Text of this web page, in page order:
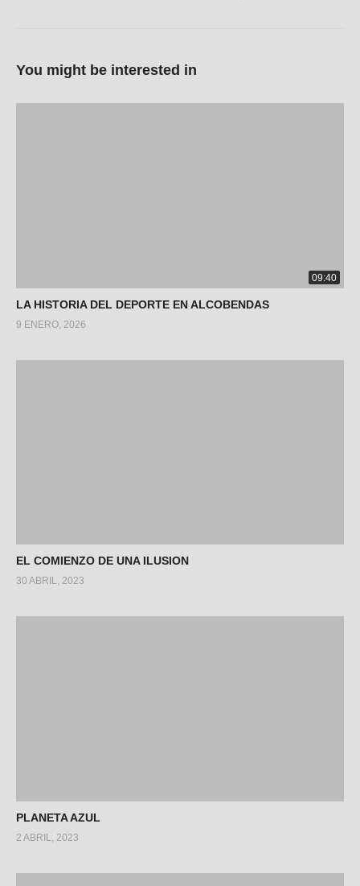
You might be interested in
09:40
LA HISTORIA DEL DEPORTE EN ALCOBENDAS
9 ENERO, 2026
EL COMIENZO DE UNA ILUSION
30 ABRIL, 2023
PLANETA AZUL
2 ABRIL, 2023